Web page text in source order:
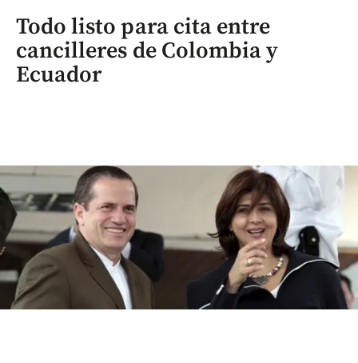
Todo listo para cita entre
cancilleres de Colombia y
Ecuador